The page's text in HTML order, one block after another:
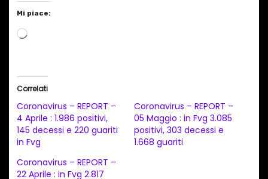
Mi piace:
C
a
m
e
n
Correlati
Coronavirus – REPORT –
4 Aprile : 1.986 positivi,
145 decessi e 220 guariti
in Fvg
Coronavirus – REPORT –
05 Maggio : in Fvg 3.085
positivi, 303 decessi e
1.668 guariti
Coronavirus – REPORT –
22 Aprile : in Fvg 2.817